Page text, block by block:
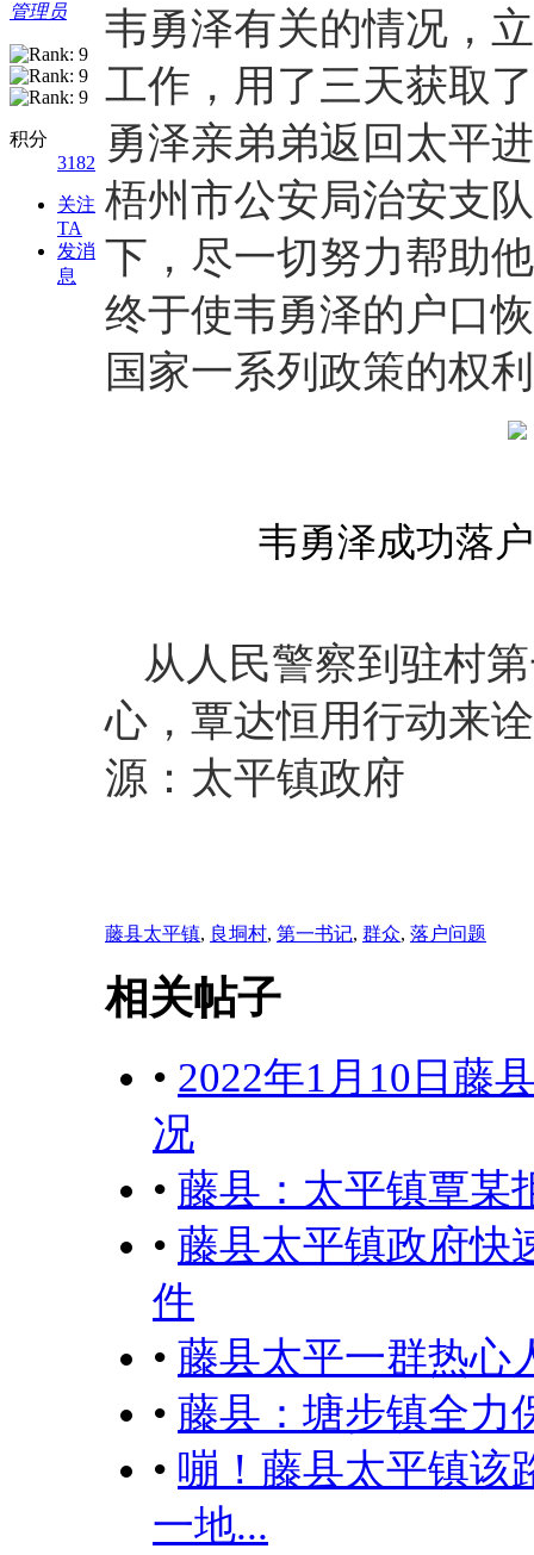
管理员
积分
3182
关注
TA
发消
息
韦勇泽有关的情况，
工作，用了三天获取
勇泽亲弟弟返回太平
梧州市公安局治安支
下，尽一切努力帮助
终于使韦勇泽的户口
国家一系列政策的权
韦勇泽成功落
从人民警察到驻村
心，覃达恒用行动来
源：太平镇政府
藤县太平镇, 良垌村, 第一书记, 群众, 落户问题
相关帖子
• 2022年1月10日藤
况
• 藤县：太平镇覃某
• 藤县太平镇政府快
件
• 藤县太平一群热心
• 藤县：塘步镇全力
• 嘣！藤县太平镇该
一地...